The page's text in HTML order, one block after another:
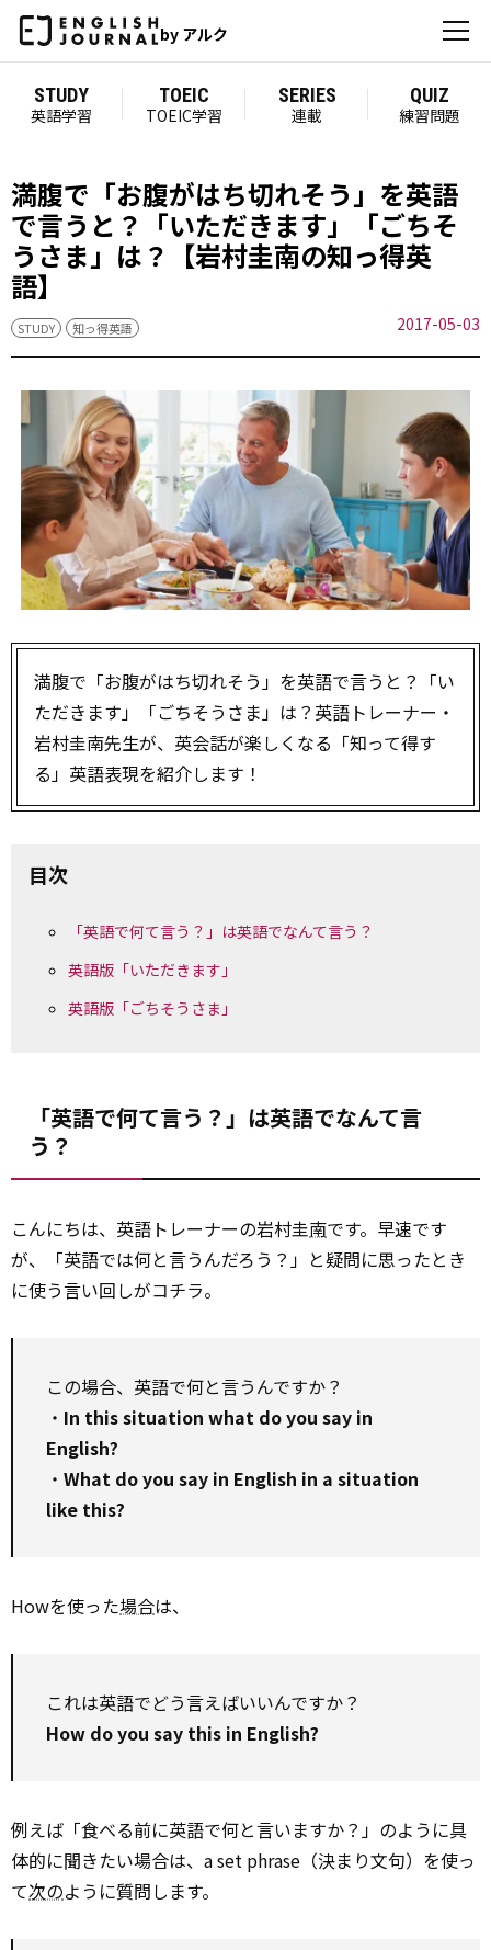
by アルク
STUDY
英語学習
TOEIC
TOEIC学習
SERIES
連載
QUIZ
練習問題
満腹で「お腹がはち切れそう」を英語
で言うと？「いただきます」「ごちそ
うさま」は？【岩村圭南の知っ得英
語】
STUDY 知っ得英語 2017-05-03
満腹で「お腹がはち切れそう」を英語で言うと？「い
ただきます」「ごちそうさま」は？英語トレーナー・
岩村圭南先生が、英会話が楽しくなる「知って得す
る」英語表現を紹介します！
目次
「英語で何て言う？」は英語でなんて言う？
英語版「いただきます」
英語版「ごちそうさま」
「英語で何て言う？」は英語でなんて言
う？
こんにちは、英語トレーナーの岩村圭南です。早速です
が、「英語では何と言うんだろう？」と疑問に思ったとき
に使う言い回しがコチラ。
この場合、英語で何と言うんですか？
・ In this situation what do you say in
English?
・ What do you say in English in a situation
like this?
Howを使った場合は、
これは英語でどう言えばいいんですか？
How do you say this in English?
例えば「食べる前に英語で何と言いますか？」のように具
体的に聞きたい場合は、a set phrase（決まり文句）を使っ
て次のように質問します。